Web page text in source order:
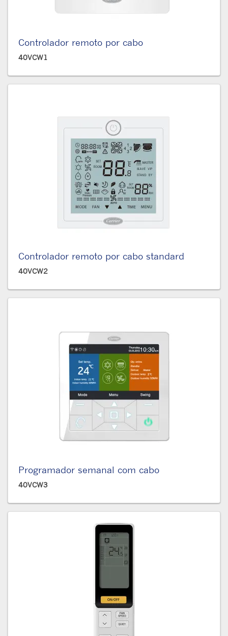
Controlador remoto por cabo
40VCW1
Controlador remoto por cabo standard
40VCW2
Programador semanal com cabo
40VCW3